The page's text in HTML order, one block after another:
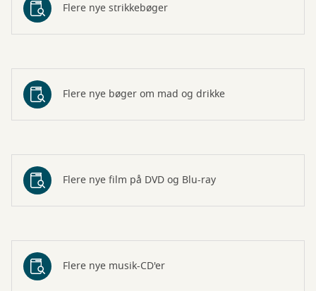
Flere nye strikkebøger
Flere nye bøger om mad og drikke
Flere nye film på DVD og Blu-ray
Flere nye musik-CD'er